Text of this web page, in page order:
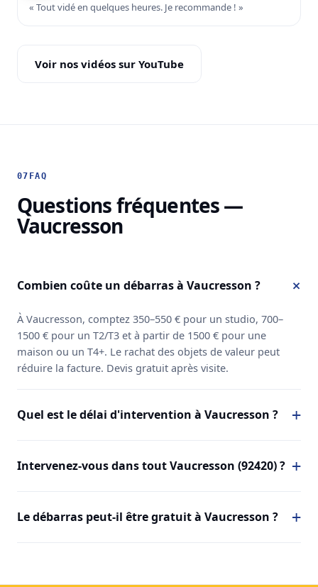
« Tout vidé en quelques heures. Je recommande ! »
Voir nos vidéos sur YouTube
07 FAQ
Questions fréquentes —
Vaucresson
Combien coûte un débarras à Vaucresson ?
À Vaucresson, comptez 350–550 € pour un studio, 700–
1500 € pour un T2/T3 et à partir de 1500 € pour une
maison ou un T4+. Le rachat des objets de valeur peut
réduire la facture. Devis gratuit après visite.
Quel est le délai d'intervention à Vaucresson ?
Intervenez-vous dans tout Vaucresson (92420) ?
Le débarras peut-il être gratuit à Vaucresson ?